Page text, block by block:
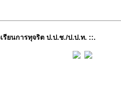
เรียนการทุจริต ป.ป.ช./ป.ป.ท. ::.